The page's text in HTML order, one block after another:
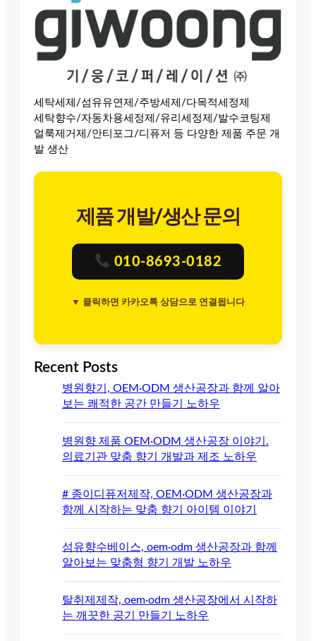
세탁세제/섬유유연제/주방세제/다목적세정제
세탁향수/자동차용세정제/유리세정제/발수코팅제
얼룩제거제/안티포그/디퓨저 등 다양한 제품 주문 개
발 생산
제품 개발/생산 문의
010-8693-0182
▼ 클릭하면 카카오톡 상담으로 연결됩니다
Recent Posts
병원향기, OEM·ODM 생산공장과 함께 알아
보는 쾌적한 공간 만들기 노하우
병원향 제품 OEM·ODM 생산공장 이야기.
의료기관 맞춤 향기 개발과 제조 노하우
# 종이디퓨저제작, OEM·ODM 생산공장과
함께 시작하는 맞춤 향기 아이템 이야기
섬유향수베이스, oem·odm 생산공장과 함께
알아보는 맞춤형 향기 개발 노하우
탈취제제작, oem·odm 생산공장에서 시작하
는 깨끗한 공기 만들기 노하우